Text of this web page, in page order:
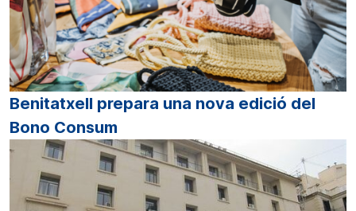
Benitatxell prepara una nova edició del
Bono Consum